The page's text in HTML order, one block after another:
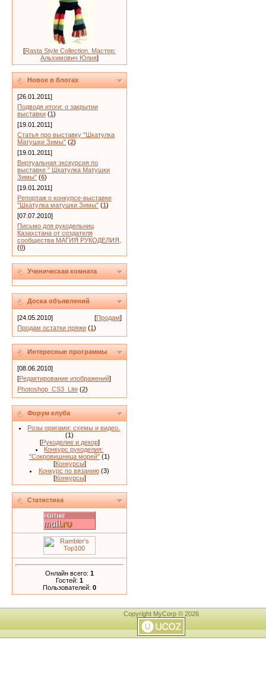
[Rasta Style Collection. Мастер:
Альхимович Юлия]
Новое в блогах
[26.01.2011]
Подводя итоги: о закрытии
выставки (1)
[19.01.2011]
Статья про выставку "Шкатулка
Матушки Зимы" (2)
[19.01.2011]
Виртуальная экскурсия по
выставке " Шкатулка Матушки
Зимы" (6)
[19.01.2011]
Репортаж о конкурсе-выставке
"Шкатулка матушки Зимы" (1)
[07.07.2010]
Письмо для рукодельниц
Казахстана от создателя
сообщества МАГИЯ РУКОДЕЛИЯ,
(0)
Ученическая комната
Доска объявлений
[24.05.2010] [Продам]
Продам остатки пряжи (1)
Интересные программы
[08.06.2010]
[Редактирование изображений]
Photoshop_CS3_Lite (2)
Форум клуба
Розы оригами: схемы и видео.
(1)
[Рукоделие и декор]
Конкурс рукоделия:
"Сокровищница морей" (1)
[Конкурсы]
Конкурс по вязанию (3)
[Конкурсы]
Статистика
Онлайн всего: 1
Гостей: 1
Пользователей: 0
Copyright MyCorp © 2026